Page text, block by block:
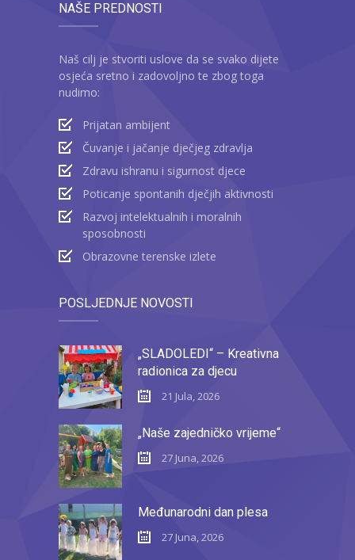
NAŠE PREDNOSTI
Naš cilj je stvoriti uslove da se svako dijete
osjeća sretno i zadovoljno te zbog toga
nudimo:
Prijatan ambijent
Čuvanje i jačanje dječjeg zdravlja
Zdravu ishranu i sigurnost djece
Poticanje spontanih dječjih aktivnosti
Razvoj intelektualnih i moralnih
sposobnosti
Obrazovne terenske izlete
POSLJEDNJE NOVOSTI
„SLADOLEDI“ – Kreativna
radionica za djecu
21 Jula, 2026
„Naše zajedničko vrijeme“
27 Juna, 2026
Međunarodni dan plesa
27 Juna, 2026